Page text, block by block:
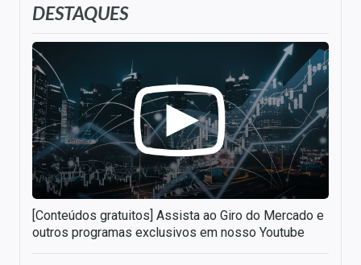
DESTAQUES
[Conteúdos gratuitos] Assista ao Giro do Mercado e
outros programas exclusivos em nosso Youtube